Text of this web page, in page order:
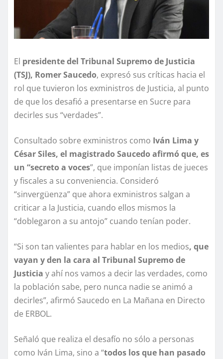
El presidente del Tribunal Supremo de Justicia
(TSJ), Romer Saucedo, expresó sus críticas hacia el
rol que tuvieron los exministros de Justicia, al punto
de que los desafió a presentarse en Sucre para
decirles sus “verdades”.
Consultado sobre exministros como Iván Lima y
César Siles, el magistrado Saucedo afirmó que, es
un “secreto a voces”, que imponían listas de jueces
y fiscales a su conveniencia. Consideró
“sinvergüenza” que ahora exministros salgan a
criticar a la Justicia, cuando ellos mismos la
“doblegaron a su antojo” cuando tenían poder.
“Si son tan valientes para hablar en los medios, que
vayan y den la cara al Tribunal Supremo de
Justicia y ahí nos vamos a decir las verdades, como
la población sabe, pero nunca nadie se animó a
decirles”, afirmó Saucedo en La Mañana en Directo
de ERBOL.
Señaló que realiza el desafío no sólo a personas
como Iván Lima, sino a “todos los que han pasado